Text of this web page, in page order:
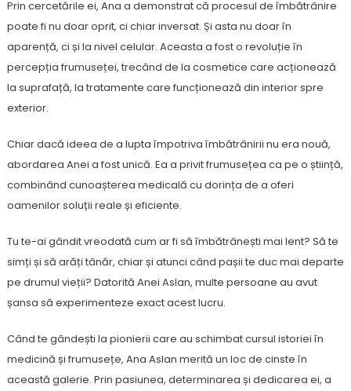
Prin cercetările ei, Ana a demonstrat că procesul de îmbătrânire
poate fi nu doar oprit, ci chiar inversat. Și asta nu doar în
aparență, ci și la nivel celular. Aceasta a fost o revoluție în
percepția frumuseței, trecând de la cosmetice care acționează
la suprafață, la tratamente care funcționează din interior spre
exterior.
Chiar dacă ideea de a lupta împotriva îmbătrânirii nu era nouă,
abordarea Anei a fost unică. Ea a privit frumusețea ca pe o știință,
combinând cunoașterea medicală cu dorința de a oferi
oamenilor soluții reale și eficiente.
Tu te-ai gândit vreodată cum ar fi să îmbătrânești mai lent? Să te
simți și să arăți tânăr, chiar și atunci când pașii te duc mai departe
pe drumul vieții? Datorită Anei Aslan, multe persoane au avut
șansa să experimenteze exact acest lucru.
Când te gândești la pionierii care au schimbat cursul istoriei în
medicină și frumusețe, Ana Aslan merită un loc de cinste în
această galerie. Prin pasiunea, determinarea și dedicarea ei, a